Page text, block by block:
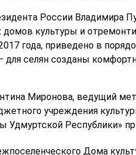
России Владимира
культуры и
года, приведено в
селян созданы
Миронова, ведущий
учреждения
Удмуртской Республики»
Дома